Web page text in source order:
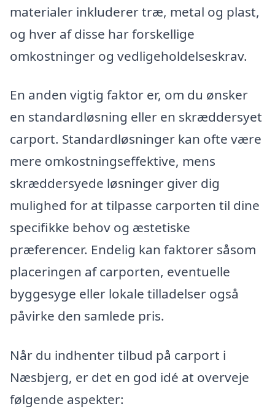
materialer inkluderer træ, metal og plast,
og hver af disse har forskellige
omkostninger og vedligeholdelseskrav.
En anden vigtig faktor er, om du ønsker
en standardløsning eller en skræddersyet
carport. Standardløsninger kan ofte være
mere omkostningseffektive, mens
skræddersyede løsninger giver dig
mulighed for at tilpasse carporten til dine
specifikke behov og æstetiske
præferencer. Endelig kan faktorer såsom
placeringen af carporten, eventuelle
byggesyge eller lokale tilladelser også
påvirke den samlede pris.
Når du indhenter tilbud på carport i
Næsbjerg, er det en god idé at overveje
følgende aspekter: